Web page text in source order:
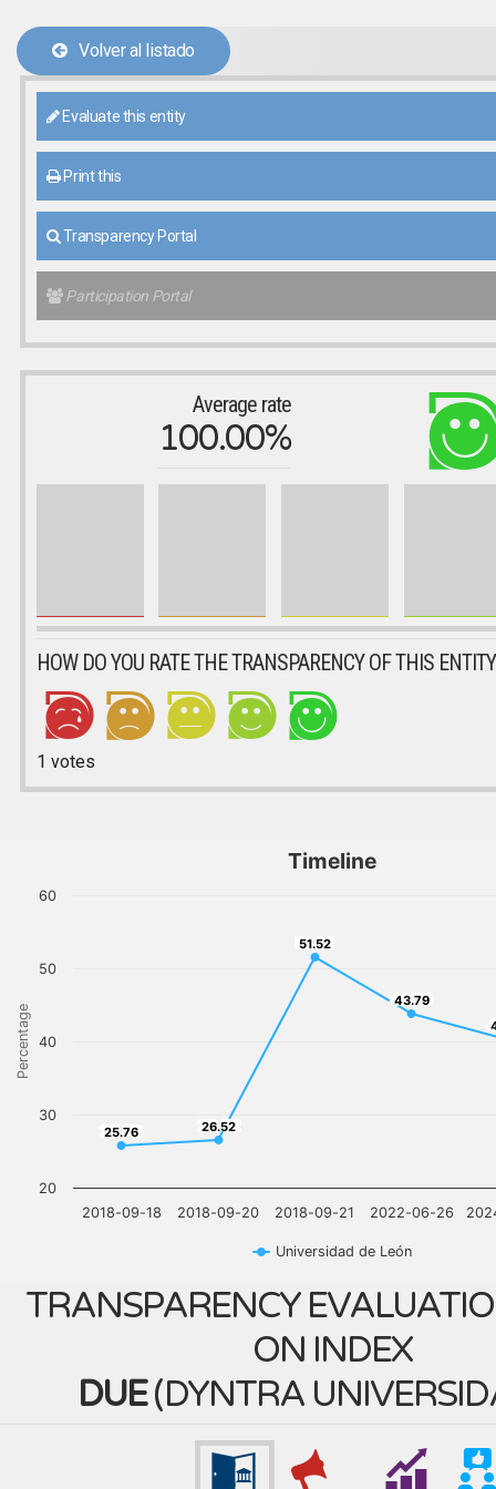
Volver al listado
Evaluate this entity
Print this
Transparency Portal
Participation Portal
Average rate
100.00%
HOW DO YOU RATE THE TRANSPARENCY OF THIS
1 votes
Percentage
Timeline
25.76
25.76 26.52
26.52
51.52
51.52
43.79
43.79
Universidad de León
2018-09-18 2018-09-20 2018-09-21 2022-06-26
20
30
40
50
60
TRANSPARENCY
ON INDEX
DUE(DYNTRA